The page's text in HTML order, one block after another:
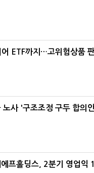
어 ETF까지…고위험상품
노사 '구조조정 구두 합의
에프홀딩스, 2분기 영업